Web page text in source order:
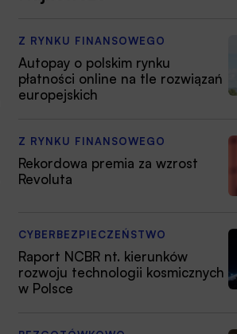
Z RYNKU FINANSOWEGO
Autopay o polskim rynku
płatności online na tle rozwiązań
europejskich
Z RYNKU FINANSOWEGO
Rekordowa premia za wzrost
Revoluta
CYBERBEZPIECZEŃSTWO
Raport NCBR nt. kierunków
rozwoju technologii kosmicznych
w Polsce